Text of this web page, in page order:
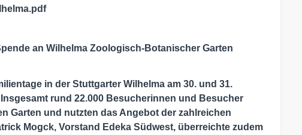
an Wilhelma Zoologisch-Botanischer Garten
in der Stuttgarter Wilhelma am 30. und 31.
rund 22.000 Besucherinnen und Besucher
Garten und nutzten das Angebot der zahlreichen
Mogck, Vorstand Edeka Südwest, überreichte zudem